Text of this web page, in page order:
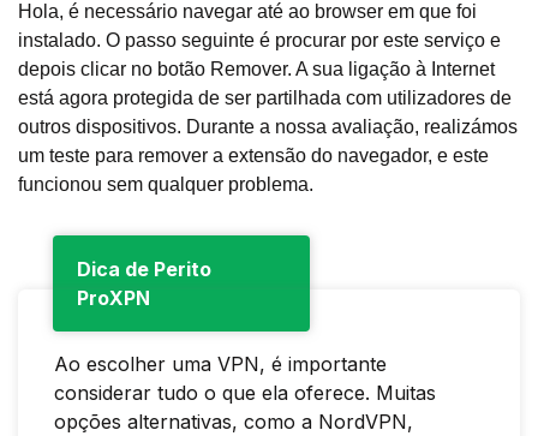
Hola, é necessário navegar até ao browser em que foi
instalado. O passo seguinte é procurar por este serviço e
depois clicar no botão Remover. A sua ligação à Internet
está agora protegida de ser partilhada com utilizadores de
outros dispositivos. Durante a nossa avaliação, realizámos
um teste para remover a extensão do navegador, e este
funcionou sem qualquer problema.
Dica de Perito
ProXPN
Ao escolher uma VPN, é importante
considerar tudo o que ela oferece. Muitas
opções alternativas, como a NordVPN,